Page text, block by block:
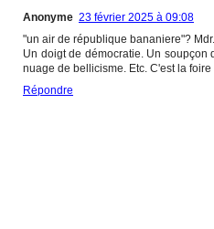
Anonyme 23 février 2025 à 09:08
"un air de république bananiere"? Mdr.
Un doigt de démocratie. Un soupçon
nuage de bellicisme. Etc. C'est la foire
Répondre